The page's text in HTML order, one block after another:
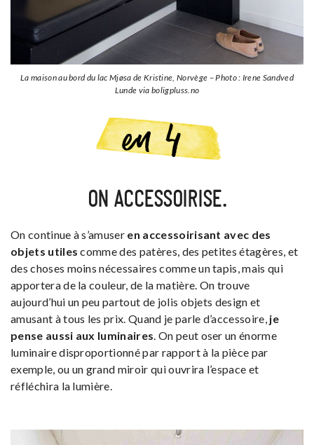
La maison au bord du lac Mjøsa de Kristine, Norvège – Photo : Irene Sandved
Lunde via boligpluss.no
ON ACCESSOIRISE.
On continue à s’amuser en accessoirisant avec des
objets utiles comme des patères, des petites étagères, et
des choses moins nécessaires comme un tapis, mais qui
apportera de la couleur, de la matière. On trouve
aujourd’hui un peu partout de jolis objets design et
amusant à tous les prix. Quand je parle d’accessoire, je
pense aussi aux luminaires. On peut oser un énorme
luminaire disproportionné par rapport à la pièce par
exemple, ou un grand miroir qui ouvrira l’espace et
réfléchira la lumière.